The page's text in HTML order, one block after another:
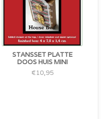
STANSSET PLATTE
DOOS HUIS MINI
€10,95